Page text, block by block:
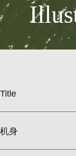
Title
机身